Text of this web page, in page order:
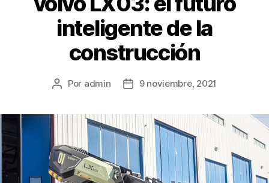
inteligente de la
construcción
Autor
publicación
Por admin
Fecha
publicación
9 noviembre, 2021